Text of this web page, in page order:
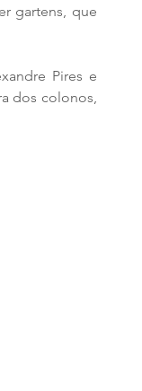
gartens, que
Pires e
dos colonos,